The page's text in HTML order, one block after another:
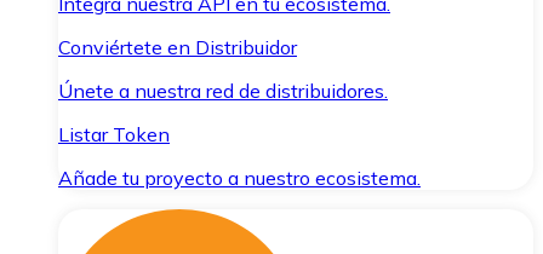
Conviértete en Distribuidor
Únete a nuestra red de distribuidores.
Listar Token
Añade tu proyecto a nuestro ecosistema.